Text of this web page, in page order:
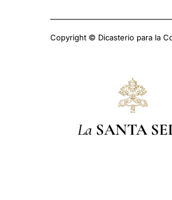
Copyright © Dicasterio para la
La SANTA